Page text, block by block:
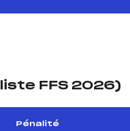
FFS 2026)
Pénalité